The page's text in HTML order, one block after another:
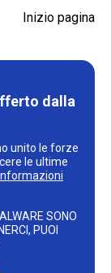
Inizio pagina
dalla
unito le forze
le ultime
SONO
PUOI